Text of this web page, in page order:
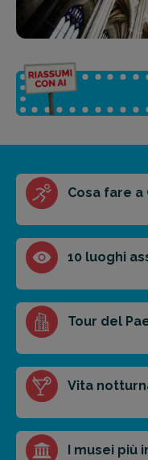
Riassunto
Scegli il formato del riassunto
Breve
prossima
FAI
Cosa fare a
10 luoghi
Tour del
Vita
I musei più